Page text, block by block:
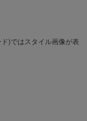
)ではスタイル画像が表